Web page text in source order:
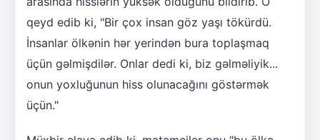
qeyd edib ki, "Bir çox insan göz yaşı tökürdü.
İnsanlar ölkənin hər yerindən bura toplaşmaq
üçün gəlmişdilər. Onlar dedi ki, biz gəlməliyik...
onun yoxluğunun hiss olunacağını göstərmək
üçün."